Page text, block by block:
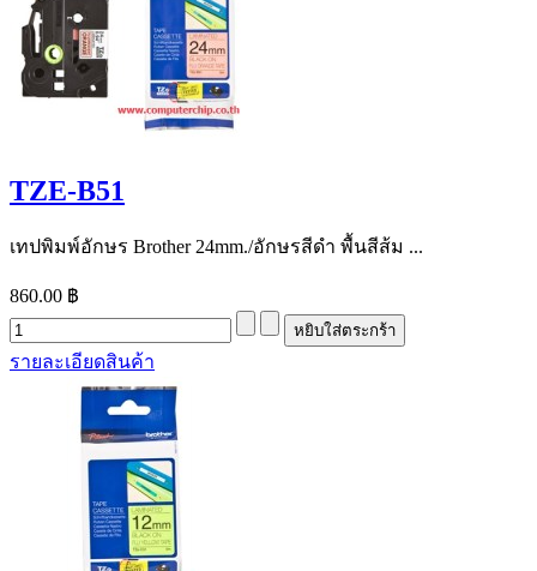
TZE-B51
เทปพิมพ์อักษร Brother 24mm./อักษรสีดำ พื้นสีส้ม ...
860.00 ฿
รายละเอียดสินค้า